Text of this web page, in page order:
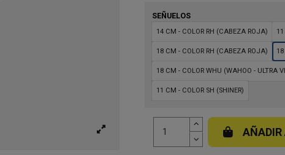
SEÑUELOS
14 CM - COLOR RH (CABEZA ROJA)
18 CM - COLOR RH (CABEZA ROJA)
18 CM - COLOR WHU (WAHOO - ULTRA
11 CM - COLOR SH (SHINER)
AÑADIR